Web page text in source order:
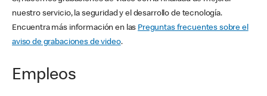
nuestro servicio, la seguridad y el desarrollo de tecnología.
Encuentra más información en las Preguntas frecuentes sobre el
aviso de grabaciones de video.
Empleos